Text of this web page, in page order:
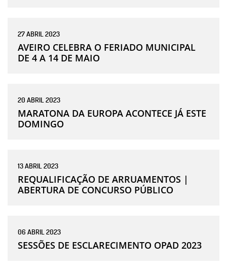
27ABRIL 2023
AVEIRO CELEBRA O FERIADO MUNICIPAL
DE 4 A 14 DE MAIO
20 ABRIL 2023
MARATONA DA EUROPA ACONTECE JÁ ESTE
DOMINGO
13ABRIL 2023
REQUALIFICAÇÃO DE ARRUAMENTOS |
ABERTURA DE CONCURSO PÚBLICO
06 ABRIL 2023
SESSÕES DE ESCLARECIMENTO OPAD 2023